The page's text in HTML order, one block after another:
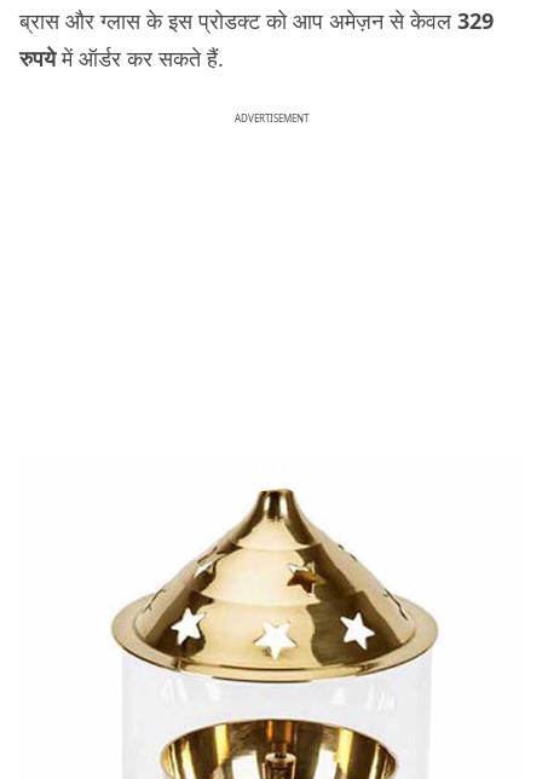
ब्रास और ग्लास के इस प्रोडक्ट को आप अमेज़न से केवल 329
रुपयेमें ऑर्डर कर सकते हैं.
ADVERTISEMENT